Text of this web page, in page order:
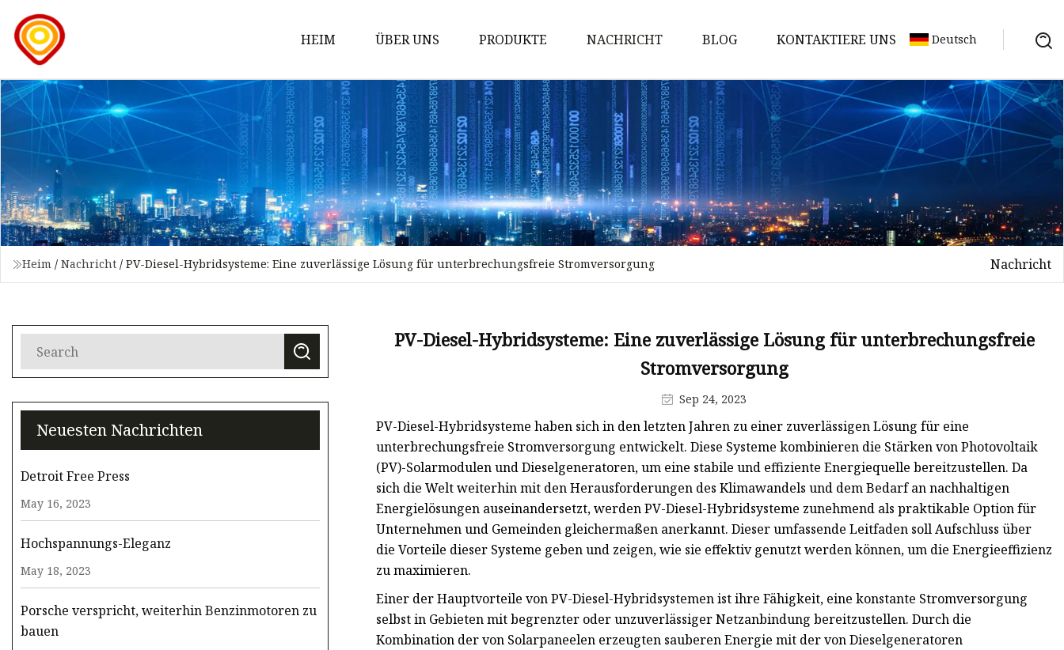
HEIM ÜBER UNS PRODUKTE
Pumpe
Motor
Generator
Maschinenbau
Gasgenerator
Dieselmotor
Benzinmotor
Schweißgenerator
NACHRICHT BLOG KONTAKTIERE UNS Deutsch
Heim / Nachricht / PV-Diesel-Hybridsysteme: Eine zuverlässige Lösung für unterbrechungsfreie Stromversorgung Nachricht
Neuesten Nachrichten
Detroit Free Press
May 16, 2023
Hochspannungs-Eleganz
May 18, 2023
Porsche verspricht, weiterhin Benzinmotoren zu
bauen
PV-Diesel-Hybridsysteme: Eine zuverlässige Lösung für unterbrechungsfreie
Stromversorgung
Sep 24, 2023
PV-Diesel-Hybridsysteme haben sich in den letzten Jahren zu einer zuverlässigen Lösung für eine
unterbrechungsfreie Stromversorgung entwickelt. Diese Systeme kombinieren die Stärken von Photovoltaik
(PV)-Solarmodulen und Dieselgeneratoren, um eine stabile und effiziente Energiequelle bereitzustellen. Da
sich die Welt weiterhin mit den Herausforderungen des Klimawandels und dem Bedarf an nachhaltigen
Energielösungen auseinandersetzt, werden PV-Diesel-Hybridsysteme zunehmend als praktikable Option für
Unternehmen und Gemeinden gleichermaßen anerkannt. Dieser umfassende Leitfaden soll Aufschluss über
die Vorteile dieser Systeme geben und zeigen, wie sie effektiv genutzt werden können, um die Energieeffizienz
zu maximieren.
Einer der Hauptvorteile von PV-Diesel-Hybridsystemen ist ihre Fähigkeit, eine konstante Stromversorgung
selbst in Gebieten mit begrenzter oder unzuverlässiger Netzanbindung bereitzustellen. Durch die
Kombination der von Solarpaneelen erzeugten sauberen Energie mit der von Dieselgeneratoren